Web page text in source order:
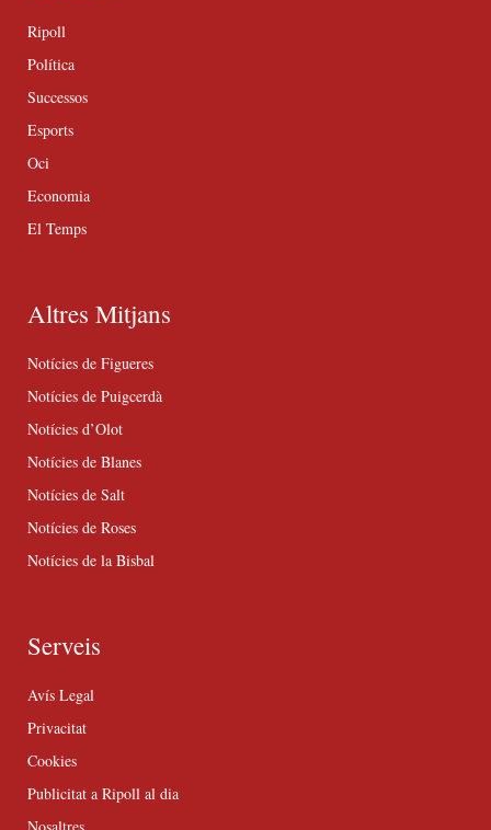
Ripoll
Política
Successos
Esports
Oci
Economia
El Temps
Altres Mitjans
Notícies de Figueres
Notícies de Puigcerdà
Notícies d’Olot
Notícies de Blanes
Notícies de Salt
Notícies de Roses
Notícies de la Bisbal
Serveis
Avís Legal
Privacitat
Cookies
Publicitat a Ripoll al dia